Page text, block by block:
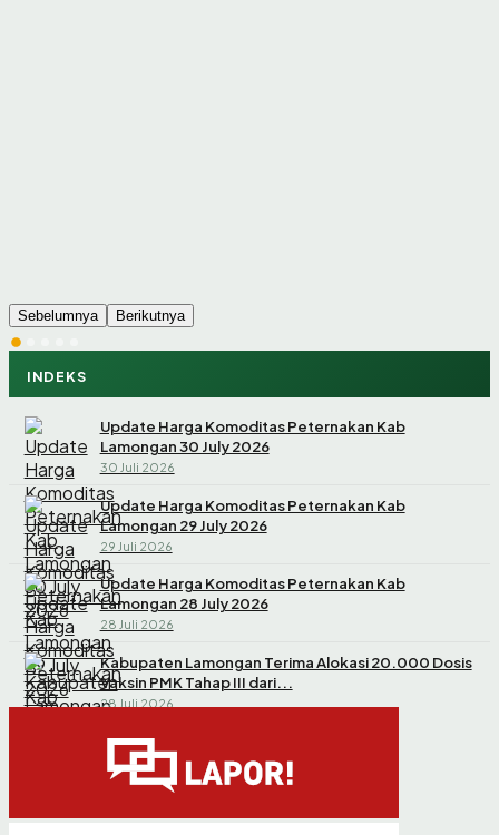
Sebelumnya Berikutnya
INDEKS
Update Harga Komoditas Peternakan Kab
Lamongan 30 July 2026
30 Juli 2026
Update Harga Komoditas Peternakan Kab
Lamongan 29 July 2026
29 Juli 2026
Update Harga Komoditas Peternakan Kab
Lamongan 28 July 2026
28 Juli 2026
Kabupaten Lamongan Terima Alokasi 20.000 Dosis
Vaksin PMK Tahap III dari...
28 Juli 2026
Dinas Peternakan dan Kesehatan Hewan Serahkan
Bantuan Ayam Petelur melal...
28 Juli 2026